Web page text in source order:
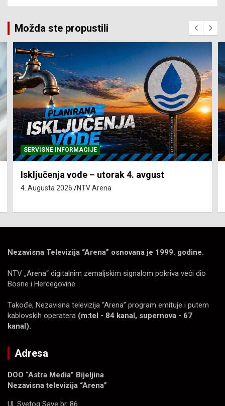
Možda ste propustili
SERVISNE INFORMACIJE
Isključenja vode – utorak 4. avgust
4. Augusta 2026. NTV Arena
Nezavisna Televizija “Arena” osnovana je 1999. godine.
NTV „Arena“ digitalnim zemaljskim signalom pokriva veći dio
Bosne i Hercegovine.
Takođe, Nezavisna televizija “Arena” program emituje i putem
kablovskih operatera (m:tel - 84 kanal, supernova - 67
kanal).
Adresa
DOO “Astra Media” Bijeljina
Nezavisna televizija “Arena”
Ul. Svetog Save br. 86.